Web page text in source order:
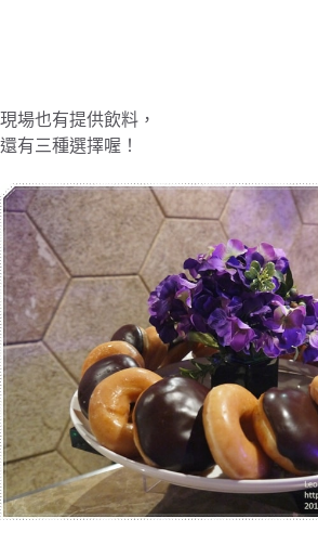
現場也有提供飲料，
還有三種選擇喔！